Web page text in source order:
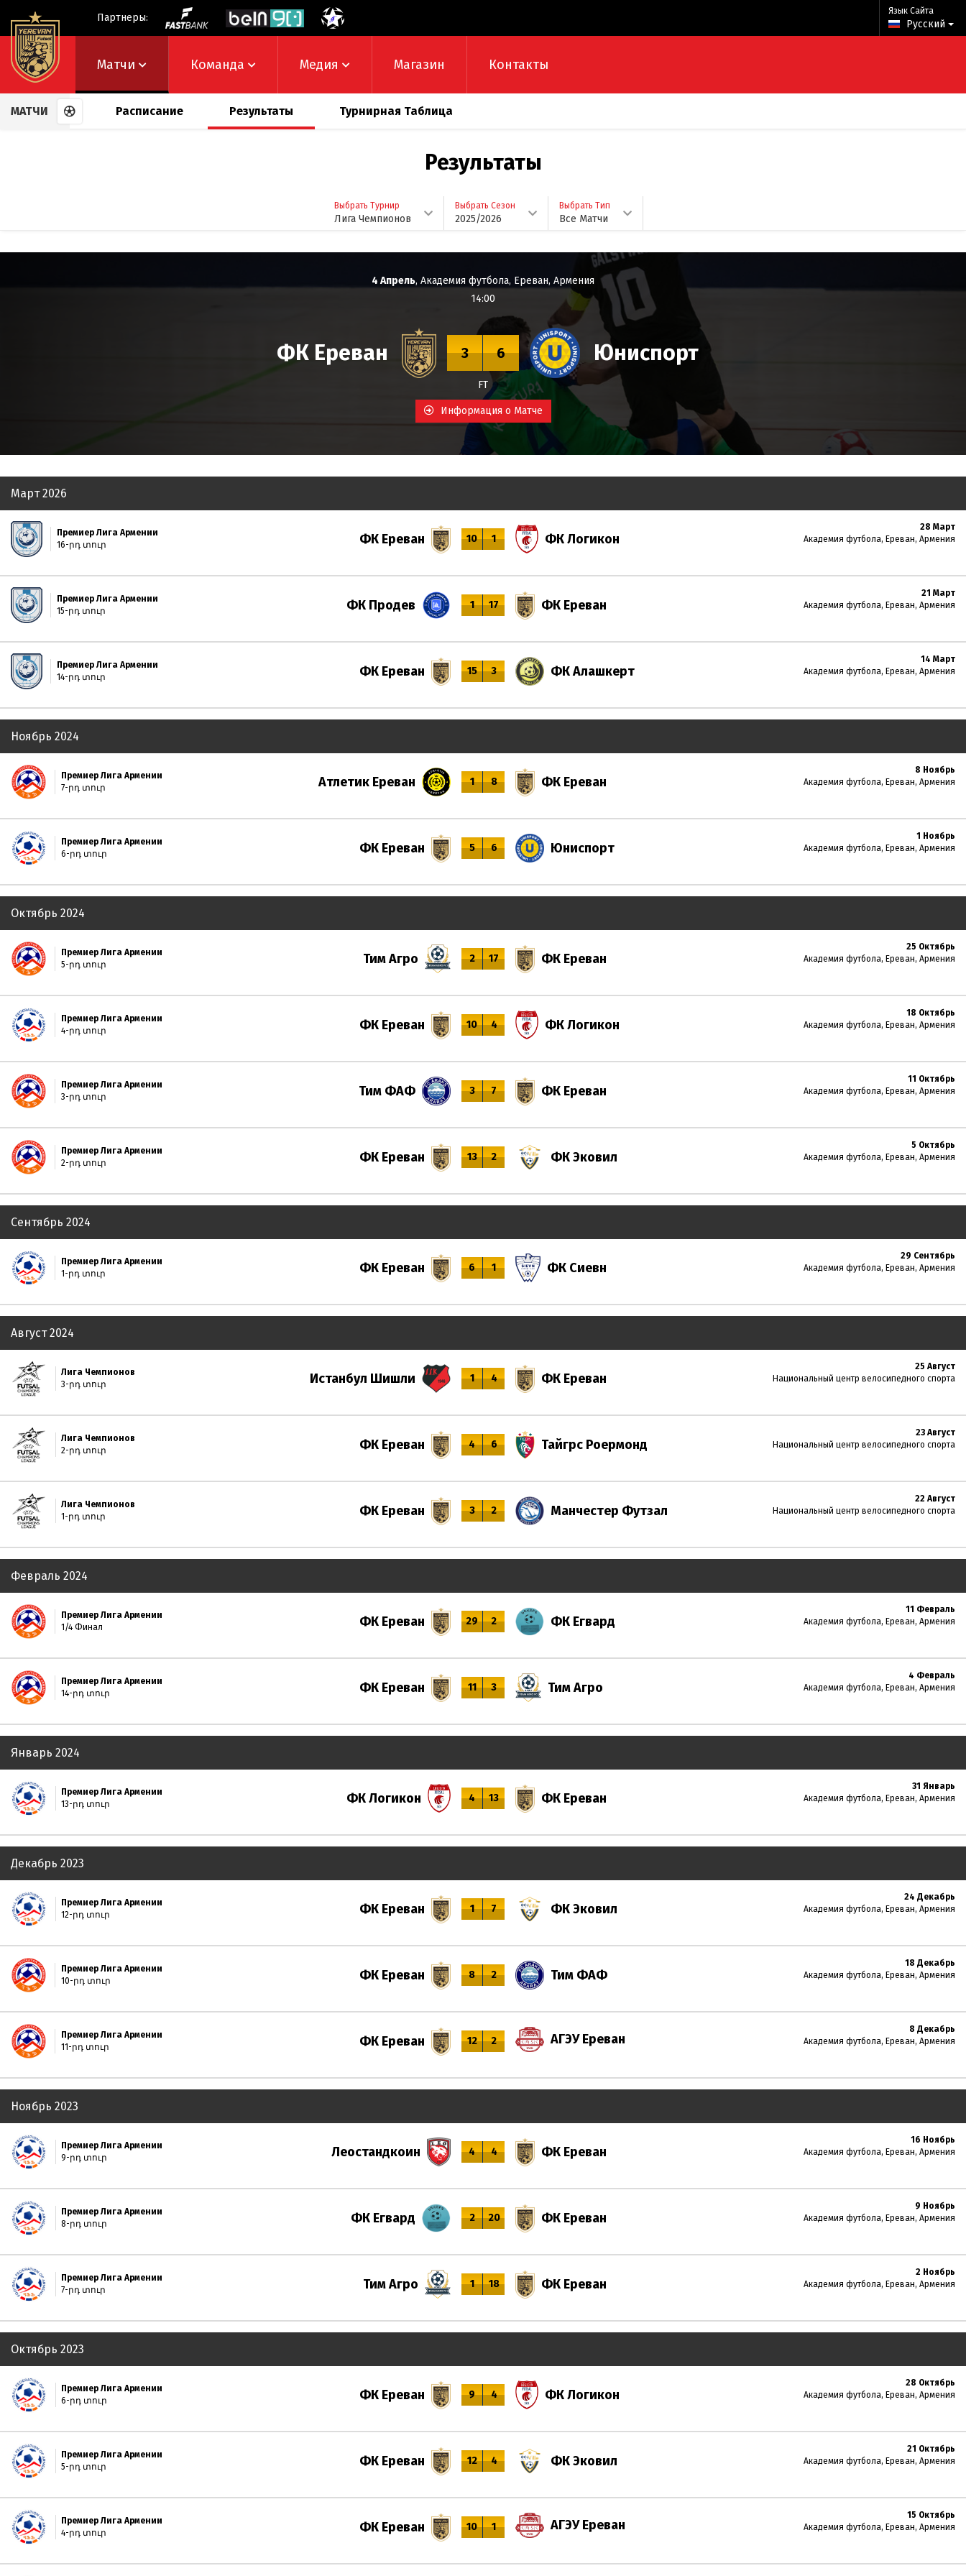
Партнеры:
Язык Сайта
Русский
Матчи Команда Медия Магазин Контакты
МАТЧИ Расписание Результаты Турнирная Таблица
Результаты
Выбрать Турнир
Лига Чемпионов
Выбрать Сезон
2025/2026
Выбрать Тип
Все Матчи
4 Апрель, Академия футбола, Ереван, Армения
14:00
ФК Ереван 3 6
FT
Юниспорт
Информация о Матче
Март 2026
Премиер Лига Армении
16-րդ տուր
ФК Ереван 10 1 ФК Логикон
28 Март
Академия футбола, Ереван, Армения
Премиер Лига Армении
15-րդ տուր
ФК Продев 1 17 ФК Ереван
21 Март
Академия футбола, Ереван, Армения
Премиер Лига Армении
14-րդ տուր
ФК Ереван 15 3 ФК Алашкерт
14 Март
Академия футбола, Ереван, Армения
Ноябрь 2024
Премиер Лига Армении
7-րդ տուր
Атлетик Ереван 1 8 ФК Ереван
8 Ноябрь
Академия футбола, Ереван, Армения
Премиер Лига Армении
6-րդ տուր
ФК Ереван 5 6 Юниспорт
1 Ноябрь
Академия футбола, Ереван, Армения
Октябрь 2024
Премиер Лига Армении
5-րդ տուր
Тим Агро 2 17 ФК Ереван
25 Октябрь
Академия футбола, Ереван, Армения
Премиер Лига Армении
4-րդ տուր
ФК Ереван 10 4 ФК Логикон
18 Октябрь
Академия футбола, Ереван, Армения
Премиер Лига Армении
3-րդ տուր
Тим ФАФ 3 7 ФК Ереван
11 Октябрь
Академия футбола, Ереван, Армения
Премиер Лига Армении
2-րդ տուր
ФК Ереван 13 2 ФК Эковил
5 Октябрь
Академия футбола, Ереван, Армения
Сентябрь 2024
Премиер Лига Армении
1-րդ տուր
ФК Ереван 6 1 ФК Сиевн
29 Сентябрь
Академия футбола, Ереван, Армения
Август 2024
Лига Чемпионов
3-րդ տուր
Истанбул Шишли 1 4 ФК Ереван
25 Август
Национальный центр велосипедного спорта
Лига Чемпионов
2-րդ տուր
ФК Ереван 4 6 Тайгрс Роермонд
23 Август
Национальный центр велосипедного спорта
Лига Чемпионов
1-րդ տուր
ФК Ереван 3 2 Манчестер Футзал
22 Август
Национальный центр велосипедного спорта
Февраль 2024
Премиер Лига Армении
1/4 Финал
ФК Ереван 29 2 ФК Егвард
11 Февраль
Академия футбола, Ереван, Армения
Премиер Лига Армении
14-րդ տուր
ФК Ереван 11 3 Тим Агро
4 Февраль
Академия футбола, Ереван, Армения
Январь 2024
Премиер Лига Армении
13-րդ տուր
ФК Логикон 4 13 ФК Ереван
31 Январь
Академия футбола, Ереван, Армения
Декабрь 2023
Премиер Лига Армении
12-րդ տուր
ФК Ереван 1 7 ФК Эковил
24 Декабрь
Академия футбола, Ереван, Армения
Премиер Лига Армении
10-րդ տուր
ФК Ереван 8 2 Тим ФАФ
18 Декабрь
Академия футбола, Ереван, Армения
Премиер Лига Армении
11-րդ տուր
ФК Ереван 12 2 АГЭУ Ереван
8 Декабрь
Академия футбола, Ереван, Армения
Ноябрь 2023
Премиер Лига Армении
9-րդ տուր
Леостандкоин 4 4 ФК Ереван
16 Ноябрь
Академия футбола, Ереван, Армения
Премиер Лига Армении
8-րդ տուր
ФК Егвард 2 20 ФК Ереван
9 Ноябрь
Академия футбола, Ереван, Армения
Премиер Лига Армении
7-րդ տուր
Тим Агро 1 18 ФК Ереван
2 Ноябрь
Академия футбола, Ереван, Армения
Октябрь 2023
Премиер Лига Армении
6-րդ տուր
ФК Ереван 9 4 ФК Логикон
28 Октябрь
Академия футбола, Ереван, Армения
Премиер Лига Армении
5-րդ տուր
ФК Ереван 12 4 ФК Эковил
21 Октябрь
Академия футбола, Ереван, Армения
Премиер Лига Армении
4-րդ տուր
ФК Ереван 10 1 АГЭУ Ереван
15 Октябрь
Академия футбола, Ереван, Армения